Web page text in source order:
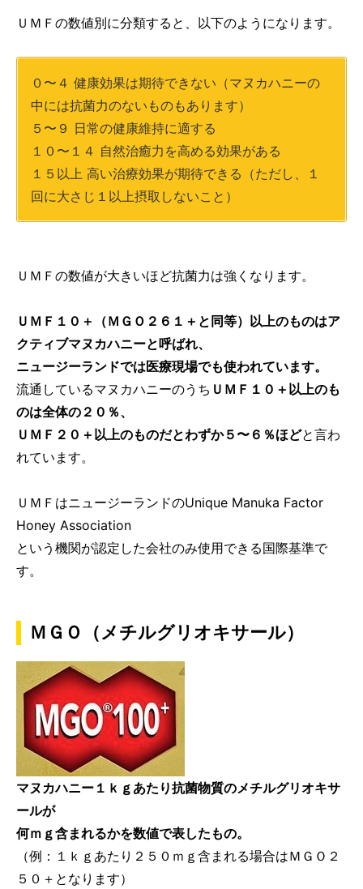
ＵＭＦの数値別に分類すると、以下のようになります。
０〜４ 健康効果は期待できない（マヌカハニーの
中には抗菌力のないものもあります）
５〜９ 日常の健康維持に適する
１０〜１４ 自然治癒力を高める効果がある
１５以上 高い治療効果が期待できる（ただし、１
回に大さじ１以上摂取しないこと）
ＵＭＦの数値が大きいほど抗菌力は強くなります。
ＵＭＦ１０＋（ＭＧＯ２６１＋と同等）以上のものはア
クティブマヌカハニーと呼ばれ、
ニュージーランドでは医療現場でも使われています。
流通しているマヌカハニーのうち ＵＭＦ１０＋以上のも
のは全体の２０％、
ＵＭＦ２０＋以上のものだとわずか５〜６％ほどと言わ
れています。
ＵＭＦはニュージーランドのUnique Manuka Factor
Honey Association
という機関が認定した会社のみ使用できる国際基準で
す。
ＭＧＯ（メチルグリオキサール）
マヌカハニー１ｋｇあたり抗菌物質のメチルグリオキサ
ールが
何ｍｇ含まれるかを数値で表したもの。
（例：１ｋｇあたり２５０ｍｇ含まれる場合はＭＧＯ２
５０＋となります）